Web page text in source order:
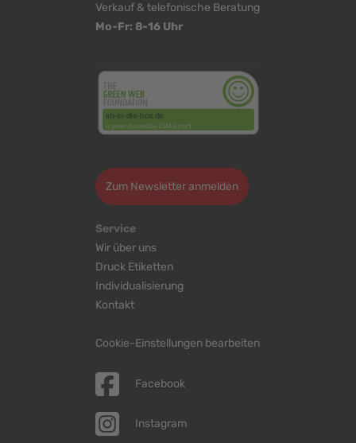
Verkauf & telefonische Beratung
Mo-Fr: 8-16 Uhr
Zum Newsletter anmelden
Service
Wir über uns
Druck Etiketten
Individualisierung
Kontakt
Cookie-Einstellungen bearbeiten
Facebook
Instagram